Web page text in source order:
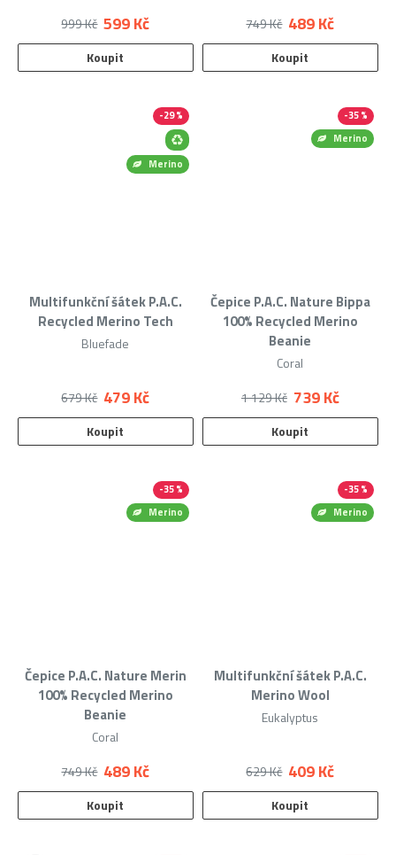
599 Kč
999 Kč
Koupit
489 Kč
749 Kč
Koupit
Merino
-29 %
Multifunkční šátek P.A.C.
Recycled Merino Tech
Bluefade
479 Kč
679 Kč
Koupit
Merino
-35 %
Čepice P.A.C. Nature Bippa
100% Recycled Merino
Beanie
Coral
739 Kč
1 129 Kč
Koupit
Merino
-35 %
Čepice P.A.C. Nature Merin
100% Recycled Merino
Beanie
Coral
489 Kč
749 Kč
Koupit
Merino
-35 %
Multifunkční šátek P.A.C.
Merino Wool
Eukalyptus
409 Kč
629 Kč
Koupit